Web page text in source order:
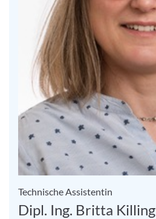
Technische Assistentin
Dipl. Ing. Britta Killing